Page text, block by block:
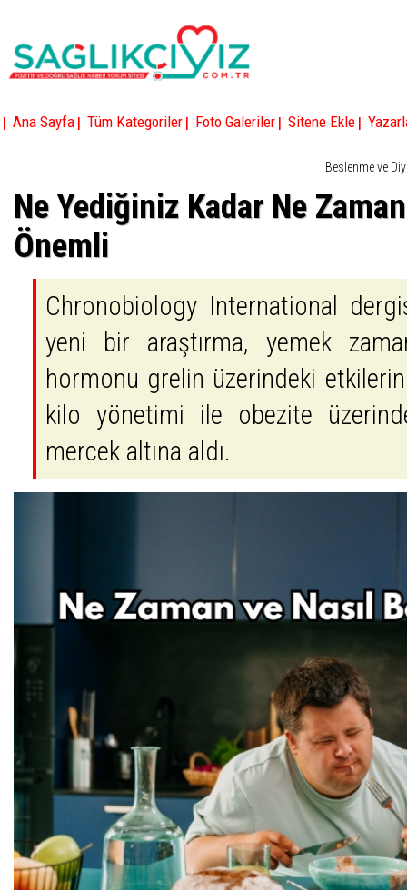
| Ana Sayfa | Tüm Kategoriler | Foto Galeriler | Sitene Ekle |
Beslenme ve
Ne Yediğiniz Kadar Ne
Önemli
Chronobiology International
yeni bir araştırma, yemek
hormonu grelin üzerindeki
kilo yönetimi ile obezite
mercek altına aldı.